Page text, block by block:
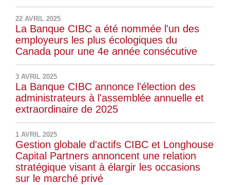
22 AVRIL 2025
La Banque CIBC a été nommée l'un des
employeurs les plus écologiques du
Canada pour une 4e année consécutive
3 AVRIL 2025
La Banque CIBC annonce l'élection des
administrateurs à l'assemblée annuelle et
extraordinaire de 2025
1 AVRIL 2025
Gestion globale d'actifs CIBC et Longhouse
Capital Partners annoncent une relation
stratégique visant à élargir les occasions
sur le marché privé